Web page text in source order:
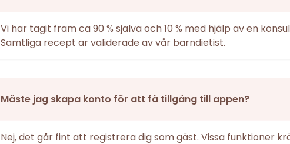
Vi har tagit fram ca 90 % själva och 10 % med hjälp av en
Samtliga recept är validerade av vår barndietist.
Måste jag skapa konto för att få tillgång till appen?
Nej, det går fint att registrera dig som gäst. Vissa funktioner